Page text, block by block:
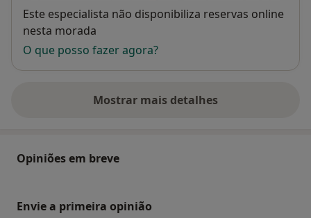
Disponibilidade
Este especialista não disponibiliza reservas online
nesta morada
O que posso fazer agora?
Mostrar mais detalhes
sobre o endereço
Opiniões em breve
Envie a primeira opinião